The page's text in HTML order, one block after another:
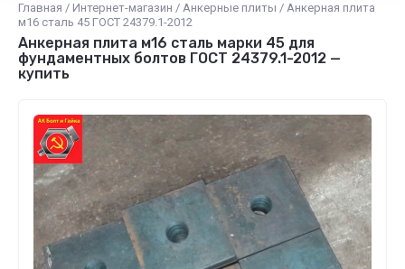
Главная / Интернет-магазин / Анкерные плиты / Анкерная плита
м16 сталь 45 ГОСТ 24379.1-2012
Анкерная плита м16 сталь марки 45 для
фундаментных болтов ГОСТ 24379.1-2012 —
купить